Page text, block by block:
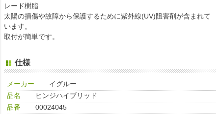
レード樹脂
太陽の損傷や故障から保護するために紫外線(UV)阻害剤が含まれて
います。
取付が簡単です。
仕様
メーカー
イグルー
品名
ヒンジハイブリッド
品番
00024045